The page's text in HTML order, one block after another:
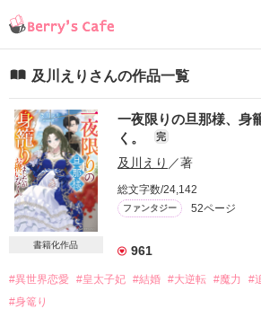
及川えりさんの作品一覧
書籍化作品
一夜限りの旦那様、身
く。
完
及川えり ／著
総文字数/24,142
ファンタジー 52ページ
961
#異世界恋愛 #皇太子妃 #結婚 #大逆転 #魔力 #
#身篭り